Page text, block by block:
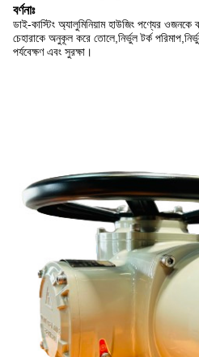
বর্ণনাঃ
ডাই-কাস্টিং অ্যালুমিনিয়াম হাউজিং পণ্যের
চেহারাকে অনুকূল করে তোলে,নির্ভুল টর্ক
পর্যবেক্ষণ এবং সুরক্ষা।